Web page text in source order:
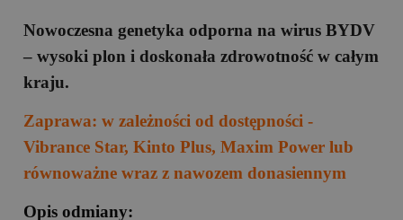
Nowoczesna genetyka odporna na wirus BYDV
– wysoki plon i doskonała zdrowotność w całym
kraju.
Zaprawa: w zależności od dostępności -
Vibrance Star, Kinto Plus, Maxim Power lub
równoważne wraz z nawozem donasiennym
Opis odmiany: